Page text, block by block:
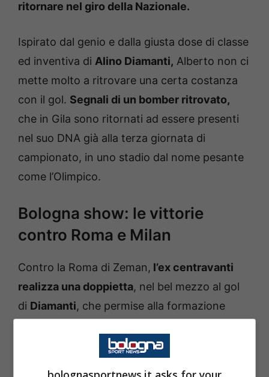
ritornare nel giro della Nazionale.
Ispirato dal genio e dalla giusta dose di classe
ed inventiva di Alino Diamanti, Alberto non ci
mette molto a ritrovare una certa costanza
con il gol. Segnali di un bomber ritrovato,
che in Gila sono ritornati ad essere presenti
nel suo DNA già alla terza giornata di
campionato, in uno stadio dal nome pesante
come l’Olimpico.
Bologna show: le vittorie
contro Roma e Milan
Contro la Roma di Zeman, l’ex centravanti
realizza una doppietta, nel bel mezzo al gol
di Diamanti, che permise alla formazione
l’operazione remuntanda perfetta